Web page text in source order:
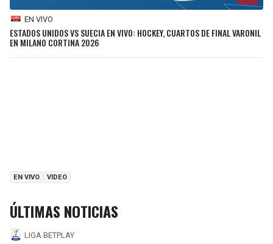
EN VIVO
ESTADOS UNIDOS VS SUECIA EN VIVO: HOCKEY, CUARTOS DE FINAL VARONIL
EN MILANO CORTINA 2026
EN VIVO VIDEO
ÚLTIMAS NOTICIAS
LIGA BETPLAY